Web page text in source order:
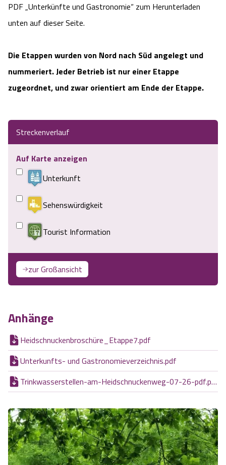
PDF „Unterkünfte und Gastronomie“ zum Herunterladen
unten auf dieser Seite.
Die Etappen wurden von Nord nach Süd angelegt und
nummeriert. Jeder Betrieb ist nur einer Etappe
zugeordnet, und zwar orientiert am Ende der Etappe.
Anhänge
Heidschnuckenbroschüre_Etappe7.pdf
Unterkunfts- und Gastronomieverzeichnis.pdf
Trinkwasserstellen-am-Heidschnuckenweg-07-26-pdf.pdf
Streckenverlauf
Auf Karte anzeigen
Unterkunft
Sehenswürdigkeit
Tourist Information
zur Großansicht